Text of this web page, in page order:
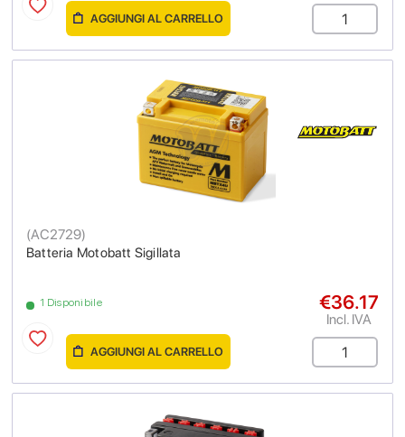
AGGIUNGI AL CARRELLO
Batteria Motobatt Sigillata
(AC2729)
1 Disponibile €36.17
Incl. IVA
AGGIUNGI AL CARRELLO